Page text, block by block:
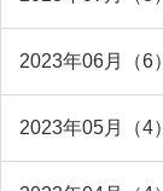
2023年06月（6）
2023年05月（4）